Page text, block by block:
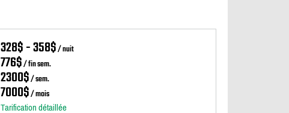
328$ - 358$/ nuit
776$/ fin sem.
2300$/ sem.
7000$/ mois
Tarification détaillée